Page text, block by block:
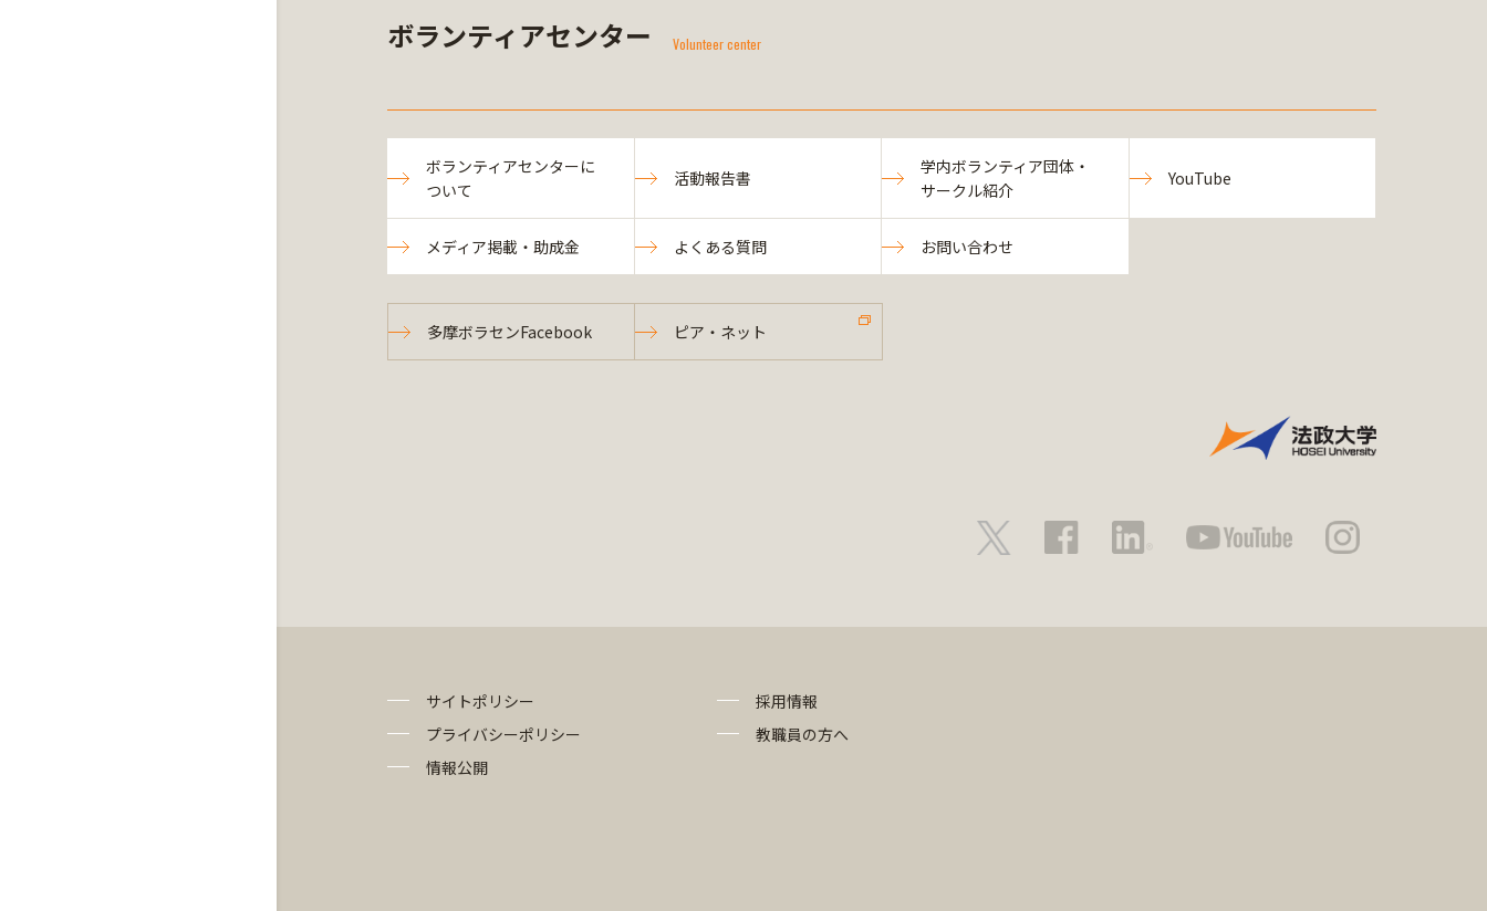
ボランティアセンター Volunteer center
ボランティアセンターに
ついて
活動報告書
学内ボランティア団体・
サークル紹介
YouTube
メディア掲載・助成金 よくある質問 お問い合わせ
多摩ボラセンFacebook ピア・ネット
サイトポリシー
プライバシーポリシー
情報公開
採用情報
教職員の方へ